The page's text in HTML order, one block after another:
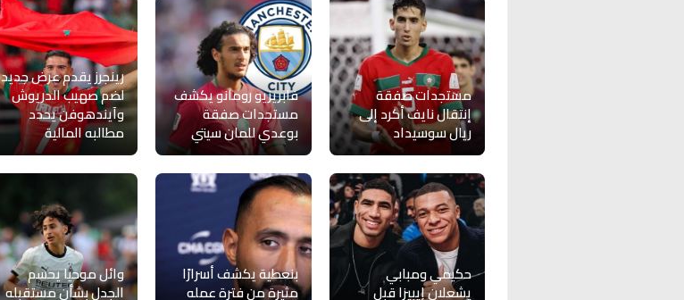
مستجدات صفقة
إنتقال نايف أكرد إلى
ريال سوسيداد
فابريزيو رومانو يكشف
مستجدات صفقة
بوعدي للمان سيتي
رينجرز يقدم عرض جديد
لضم صهيب الدريوش
وآيندهوفن يحدد
مطالبه المالية
حكيمي ومبابي
يشعلان إيبيزا قبل
بنعطية يكشف أسرارًا
مثيرة من فترة عمله
وائل موحيا يحسم
الجدل بشأن مستقبله